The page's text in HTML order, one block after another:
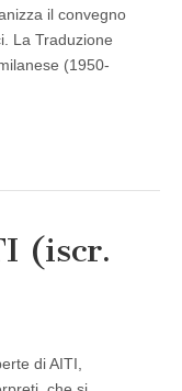
il convegno
La Traduzione
(1950-
(iscr.
di AITI,